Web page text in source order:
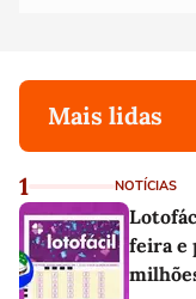
Mais lidas
1 NOTÍCIAS
feira e